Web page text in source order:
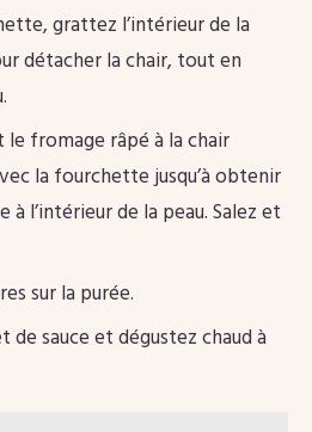
grattez l’intérieur de la
détacher la chair, tout en
fromage râpé à la chair
la fourchette jusqu’à obtenir
à l’intérieur de la peau. Salez et
sur la purée.
de sauce et dégustez chaud à